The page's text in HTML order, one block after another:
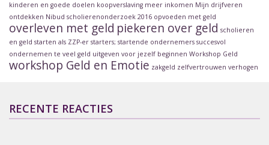
kinderen en goede doelen koopverslaving meer inkomen Mijn drijfveren
ontdekken Nibud scholierenonderzoek 2016 opvoeden met geld
overleven met geld piekeren over geld scholieren
en geld starten als ZZP-er starters; startende ondernemers succesvol
ondernemen te veel geld uitgeven voor jezelf beginnen Workshop Geld
workshop Geld en Emotie zakgeld zelfvertrouwen verhogen
RECENTE REACTIES